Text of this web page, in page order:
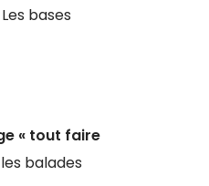
bases
« tout faire
balades